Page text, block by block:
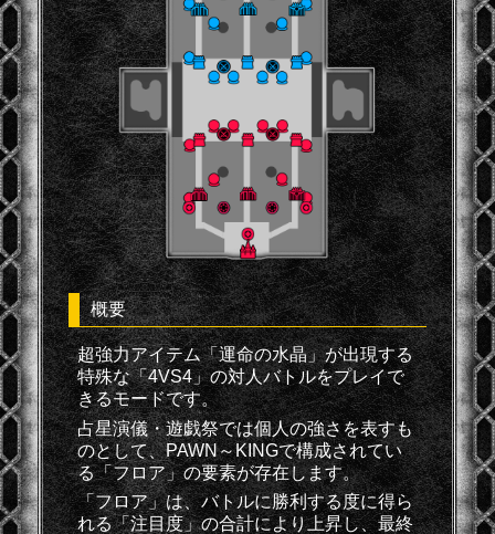
概要
超強力アイテム「運命の水晶」が出現する
特殊な「4VS4」の対人バトルをプレイで
きるモードです。
占星演儀・遊戯祭では個人の強さを表すも
のとして、PAWN～KINGで構成されてい
る「フロア」の要素が存在します。
「フロア」は、バトルに勝利する度に得ら
れる「注目度」の合計により上昇し、最終